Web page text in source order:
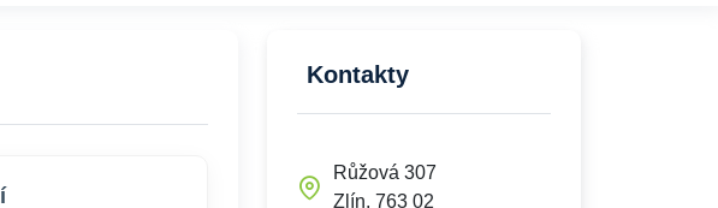
Kontakty
Růžová 307
Zlín, 763 02